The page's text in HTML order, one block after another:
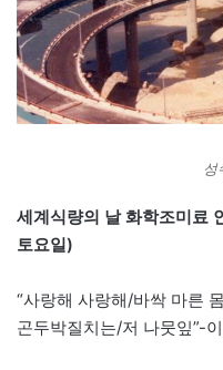
성
세계식량의 날 화학조미료
토요일)
“사랑해 사랑해/바싹 마른
곤두박질치는/저 나뭇잎”-이